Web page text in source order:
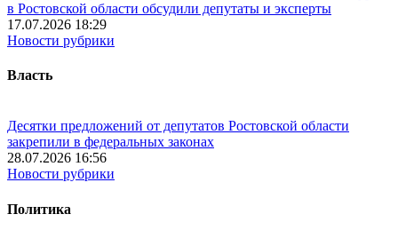
в Ростовской области обсудили депутаты и эксперты
17.07.2026 18:29
Новости рубрики
Власть
Десятки предложений от депутатов Ростовской области
закрепили в федеральных законах
28.07.2026 16:56
Новости рубрики
Политика